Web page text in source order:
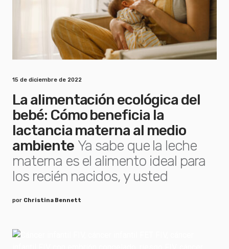
15 de diciembre de 2022
La alimentación ecológica del
bebé: Cómo beneficia la
lactancia materna al medio
ambiente Ya sabe que la leche
materna es el alimento ideal para
los recién nacidos, y usted
por Christina Bennett